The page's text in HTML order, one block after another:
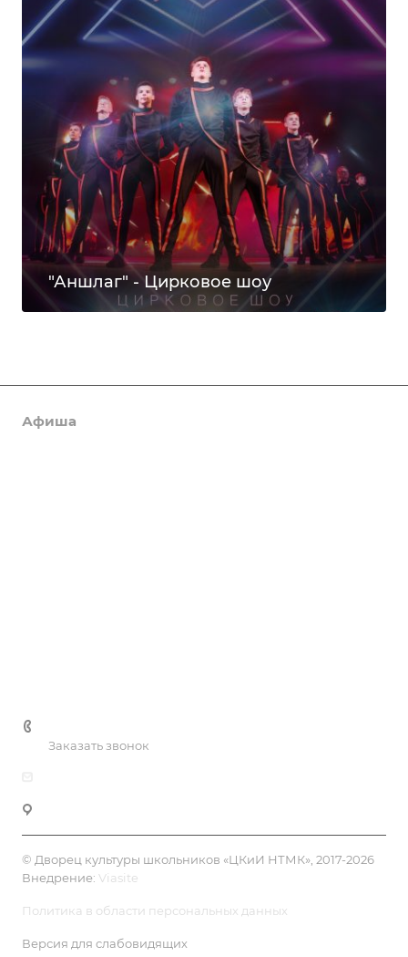
"Аншлаг" - Цирковое шоу
Афиша
Заказать звонок
© Дворец культуры школьников «ЦКиИ НТМК», 2017-2026
Внедрение: Viasite
Политика в области персональных данных
Версия для слабовидящих